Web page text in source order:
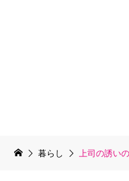
暮らし 上司の誘い